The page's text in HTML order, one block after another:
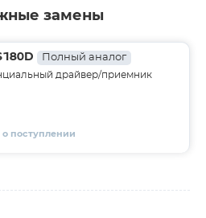
замены
Полный аналог
драйвер/приемник
поступлении